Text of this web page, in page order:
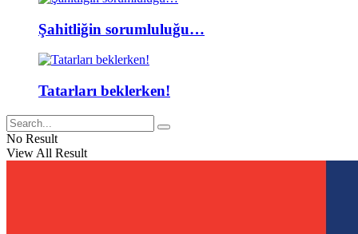
Şahitliğin sorumluluğu…
Tatarları beklerken!
No Result
View All Result